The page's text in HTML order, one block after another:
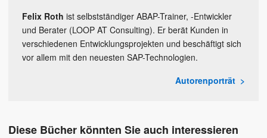
Felix Roth ist selbstständiger ABAP-Trainer, -Entwickler
und Berater (LOOP AT Consulting). Er berät Kunden in
verschiedenen Entwicklungsprojekten und beschäftigt sich
vor allem mit den neuesten SAP-Technologien.
Autorenporträt
Diese Bücher könnten Sie auch interessieren